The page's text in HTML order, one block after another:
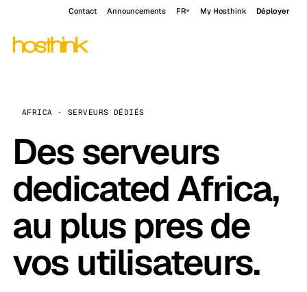
Contact Announcements FR My Hosthink Déployer
AFRICA · SERVEURS DÉDIÉS
Des serveurs
dedicated Africa,
au plus pres de
vos utilisateurs.